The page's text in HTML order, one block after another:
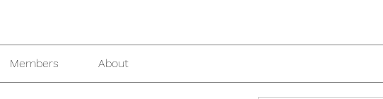
Members About